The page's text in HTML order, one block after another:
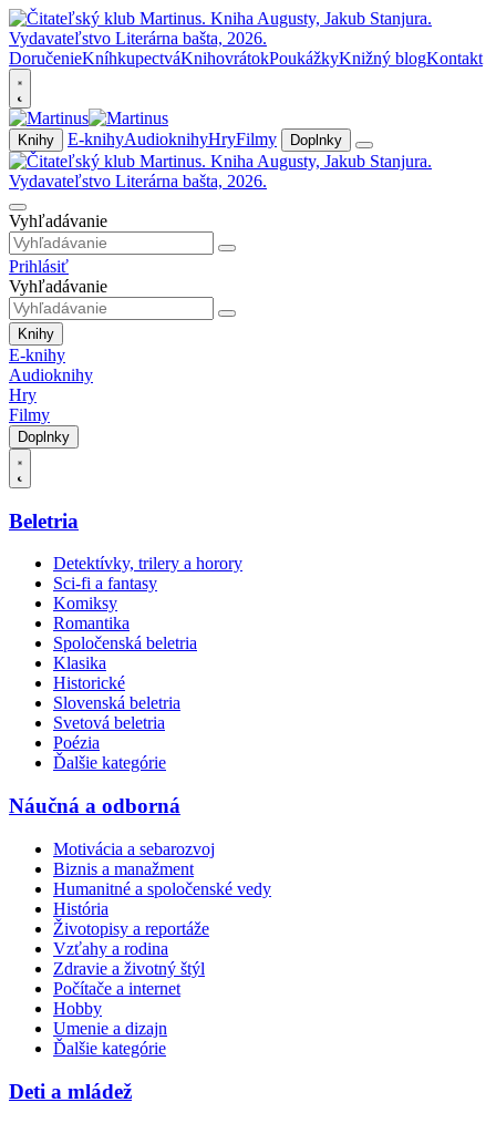
DoručenieKníhkupectváKnihovrátokPoukážkyKnižný blogKontakt
Knihy E-knihyAudioknihyHryFilmy Doplnky
Vyhľadávanie
Prihlásiť
Vyhľadávanie
Knihy
E-knihy
Audioknihy
Hry
Filmy
Doplnky
Beletria
Detektívky, trilery a horory
Sci-fi a fantasy
Komiksy
Romantika
Spoločenská beletria
Klasika
Historické
Slovenská beletria
Svetová beletria
Poézia
Ďalšie kategórie
Náučná a odborná
Motivácia a sebarozvoj
Biznis a manažment
Humanitné a spoločenské vedy
História
Životopisy a reportáže
Vzťahy a rodina
Zdravie a životný štýl
Počítače a internet
Hobby
Umenie a dizajn
Ďalšie kategórie
Deti a mládež